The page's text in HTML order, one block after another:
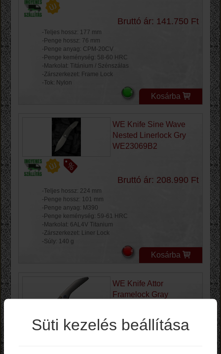
Bruttó ár: 141.750 Ft
-Teljes hossz: 177 mm
-Penge hossz: 76 mm
-Penge anyag: CPM-20CV
-Penge keménység: 58-60 HRC
-Markolat: Titánium / Szénszálas
-Zárszerkezet: Frame Lock
-Tok: Nylon
Kosárba
WE Knife Sine Wave
Nested Linerlock Gry
WE23069B2
Bruttó ár: 208.990 Ft
-Teljes hossz: 224 mm
-Penge hossz: 101 mm
-Penge anyag: M390
-Penge keménység: 59-61 HRC
-Markolat: 6AL4V Titanium
-Zárszerkezet: Liner Lock
-Súly: 140 g
Kosárba
WE Knife Attor
Framelock Gray
Süti kezelés beállítása